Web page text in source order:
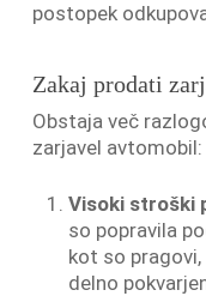
postopek
Zakaj prodati
Obstaja več
zarjavel avtomobil:
Visoki stroški
so popravila
kot so
delno